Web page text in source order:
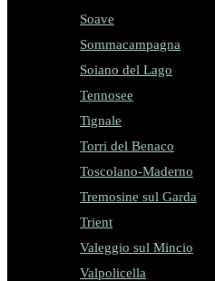
Soave
Sommacampagna
Soiano del Lago
Tennosee
Tignale
Torri del Benaco
Toscolano-Maderno
Tremosine sul Garda
Trient
Valeggio sul Mincio
Valpolicella